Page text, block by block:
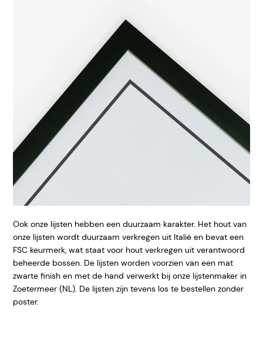
Ook onze lijsten hebben een duurzaam karakter. Het hout van
onze lijsten wordt duurzaam verkregen uit Italië en bevat een
FSC keurmerk, wat staat voor hout verkregen uit verantwoord
beheerde bossen. De lijsten worden voorzien van een mat
zwarte finish en met de hand verwerkt bij onze lijstenmaker in
Zoetermeer (NL). De lijsten zijn tevens los te bestellen zonder
poster.